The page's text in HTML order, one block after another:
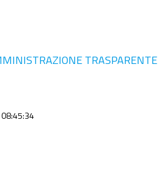
TRASPARENTE